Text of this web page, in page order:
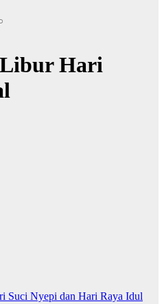
Hari
Suci Nyepi dan Hari Raya Idul